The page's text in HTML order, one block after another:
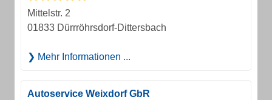
Mittelstr. 2
01833 Dürrröhrsdorf-Dittersbach
Mehr Informationen ...
Autoservice Weixdorf GbR